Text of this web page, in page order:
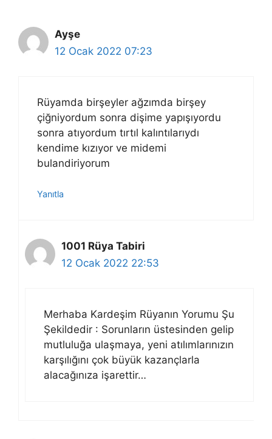
Ayşe
12 Ocak 2022 07:23
Rüyamda birşeyler ağzımda birşey
çiğniyordum sonra dişime yapışıyordu
sonra atıyordum tırtıl kalıntılarıydı
kendime kızıyor ve midemi
bulandiriyorum
Yanıtla
1001 Rüya Tabiri
12 Ocak 2022 22:53
Merhaba Kardeşim Rüyanın Yorumu Şu
Şekildedir : Sorunların üstesinden gelip
mutluluğa ulaşmaya, yeni atılımlarınızın
karşılığını çok büyük kazançlarla
alacağınıza işarettir…